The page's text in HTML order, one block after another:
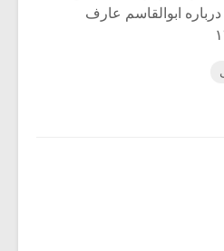
ابوالقاسم عارف